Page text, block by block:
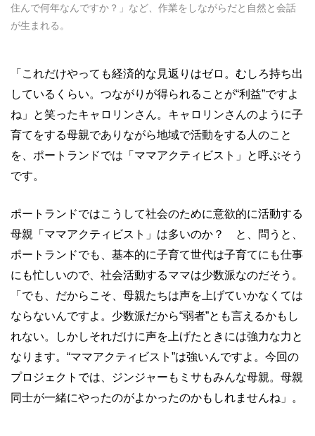
住んで何年なんですか？」など、作業をしながらだと自然と会話
が生まれる。
「これだけやっても経済的な見返りはゼロ。むしろ持ち出
しているくらい。つながりが得られることが“利益”ですよ
ね」と笑ったキャロリンさん。キャロリンさんのように子
育てをする母親でありながら地域で活動をする人のこと
を、ポートランドでは「ママアクティビスト」と呼ぶそう
です。
ポートランドではこうして社会のために意欲的に活動する
母親「ママアクティビスト」は多いのか？ と、問うと、
ポートランドでも、基本的に子育て世代は子育てにも仕事
にも忙しいので、社会活動するママは少数派なのだそう。
「でも、だからこそ、母親たちは声を上げていかなくては
ならないんですよ。少数派だから“弱者”とも言えるかもし
れない。しかしそれだけに声を上げたときには強力な力と
なります。 “ママアクティビスト ”は強いんですよ。今回の
プロジェクトでは、ジンジャーもミサもみんな母親。母親
同士が一緒にやったのがよかったのかもしれませんね」。